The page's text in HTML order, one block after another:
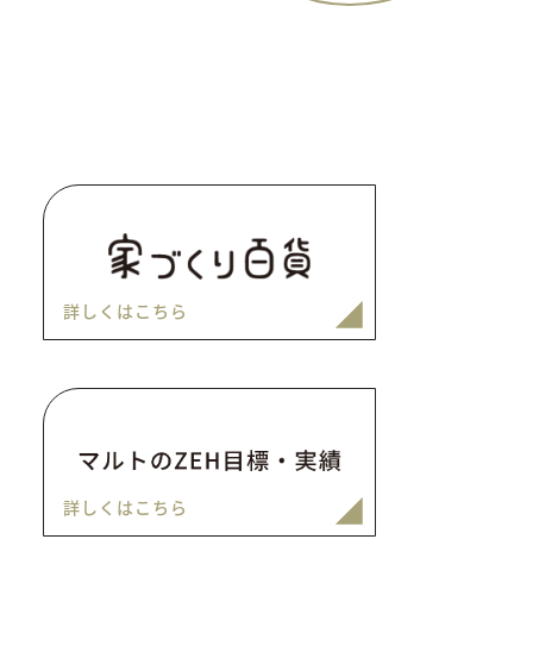
詳しくはこちら
詳しくはこちら